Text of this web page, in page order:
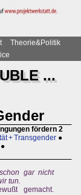
Theorie&Politik
...
fördern 2
+ Transgender ●
●
gar nicht
tun.
gemacht.